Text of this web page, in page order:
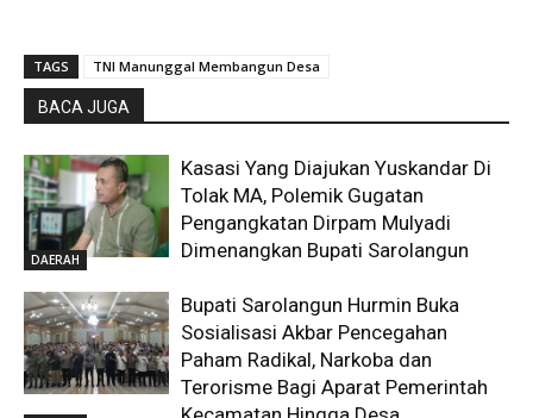
TAGS TNI Manunggal Membangun Desa
BACA JUGA
DAERAH
Kasasi Yang Diajukan Yuskandar Di
Tolak MA, Polemik Gugatan
Pengangkatan Dirpam Mulyadi
Dimenangkan Bupati Sarolangun
Bupati Sarolangun Hurmin Buka
Sosialisasi Akbar Pencegahan
Paham Radikal, Narkoba dan
Terorisme Bagi Aparat Pemerintah